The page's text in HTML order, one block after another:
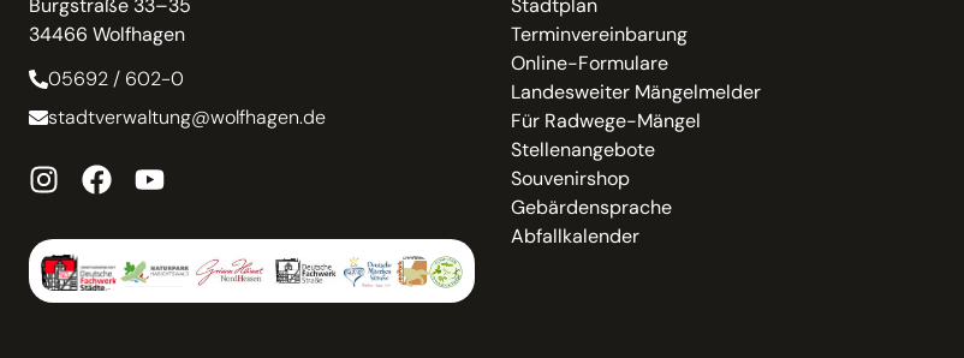
Burgstraße 33–35
34466 Wolfhagen
05692 / 602-0
stadtverwaltung@wolfhagen.de
Stadtplan
Terminvereinbarung
Online-Formulare
Landesweiter Mängelmelder
Für Radwege-Mängel
Stellenangebote
Souvenirshop
Gebärdensprache
Abfallkalender